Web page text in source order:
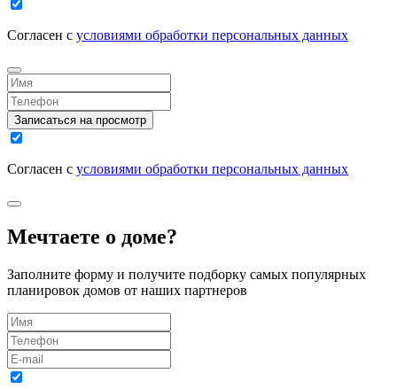
Согласен с условиями обработки персональных данных
Записаться на просмотр
Согласен с условиями обработки персональных данных
Мечтаете о доме?
Заполните форму и получите подборку самых популярных
планировок домов от наших партнеров